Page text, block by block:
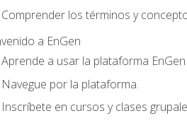
Comprender los términos y
a EnGen
Aprende a usar la plataforma
Navegue por la plataforma.
Inscríbete en cursos y clases